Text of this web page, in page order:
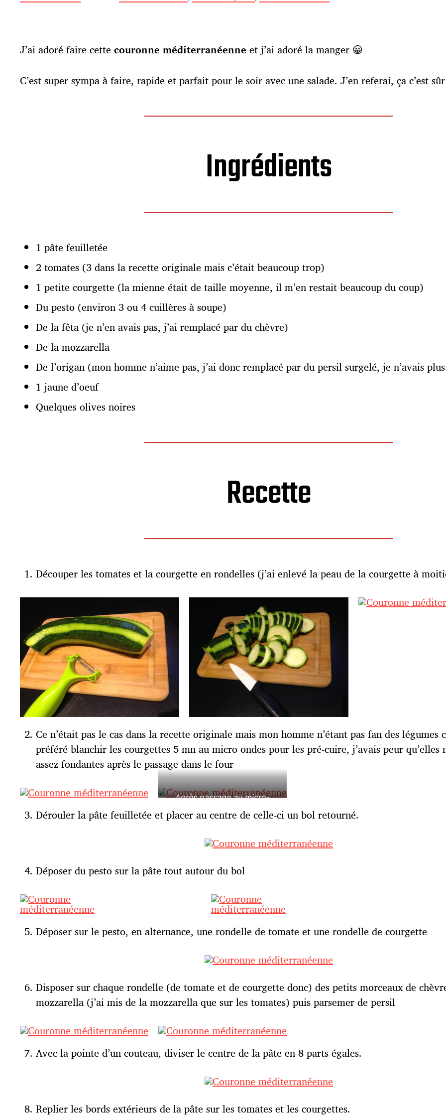
a
e
u
b
J’ai adoré faire cettecouronne méditerranéenne et j’ai adoré la manger 😀
C’est super sympa à faire, rapide et parfait pour le soir avec une salade. J’en referai, ça c’est
Ingrédients
1 pâte feuilletée
2 tomates (3 dans la recette originale mais c’était beaucoup trop)
1 petite courgette (la mienne était de taille moyenne, il m’en restait beaucoup du coup)
Du pesto (environ 3 ou 4 cuillères à soupe)
De la fêta (je n’en avais pas, j’ai remplacé par du chèvre)
De la mozzarella
De l’origan (mon homme n’aime pas, j’ai donc remplacé par du persil surgelé, je n’avais
1 jaune d’oeuf
Quelques olives noires
Recette
Découper les tomates et la courgette en rondelles (j’ai enlevé la peau de la courgette à
Ce n’était pas le cas dans la recette originale mais mon homme n’étant pas fan des légumes
préféré blanchir les courgettes 5 mn au micro ondes pour les pré-cuire, j’avais peur qu’elles
assez fondantes après le passage dans le four
Après passage au micro-
Dérouler la pâte feuilletée et placer au centre de celle-ci un bol retourné.
Déposer du pesto sur la pâte tout autour du bol
Déposer sur le pesto, en alternance, une rondelle de tomate et une rondelle de courgette
Disposer sur chaque rondelle (de tomate et de courgette donc) des petits morceaux de
mozzarella (j’ai mis de la mozzarella que sur les tomates) puis parsemer de persil
Avec la pointe d’un couteau, diviser le centre de la pâte en 8 parts égales.
Replier les bords extérieurs de la pâte sur les tomates et les courgettes.